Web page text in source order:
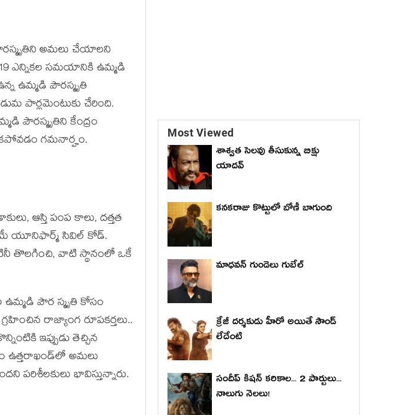
అమ‌లు చేయాల‌ని
ఎన్నిక‌ల స‌మ‌యానికి ఉమ్మ‌డి
ఉమ్మ‌డి పౌర‌స్మృతి
పార్ల‌మెంటుకు చేరింది.
పౌర‌స్మృతిని కేంద్రం
గ‌మ‌నార్హం.
ఆస్తి పంప కాలు, దత్తత
యూనిఫార్మ్ సివిల్ కోడ్.
తొలగించి, వాటి స్థానంలో ఒకే
ఉమ్మడి పౌర స్మృతి కోసం
రాజ్యాంగ రూపకర్తలు..
ఇప్పుడు తెచ్చిన
ఉత్త‌రాఖండ్‌లో అమ‌లు
పరిశీల‌కులు భావిస్తున్నారు.
Most Viewed
శాశ్వత సెలవు తీసుకున్న బిక్షు
యాదవ్
కనకరాజు కొట్టులో బోణీ బాగుంది
మాధ‌వ‌న్ గుండెలు గుబేల్‌
క్రేజీ దర్శకుడు హీరో అయితే సౌండ్
లేదేంటి
సందీప్ కిషన్ కరికాల... 2 పార్టులు...
నాలుగు నెలలు!